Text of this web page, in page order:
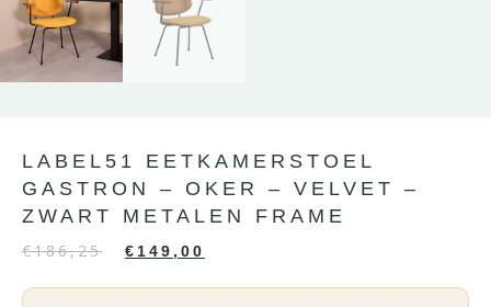
LABEL51 EETKAMERSTOEL
GASTRON – OKER – VELVET –
ZWART METALEN FRAME
€186,25 € 149,00